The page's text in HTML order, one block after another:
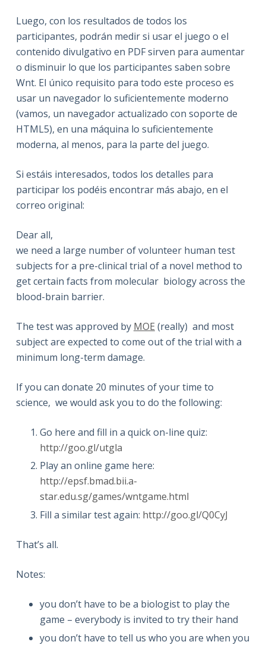
Luego, con los resultados de todos los
participantes, podrán medir si usar el juego o el
contenido divulgativo en PDF sirven para aumentar
o disminuir lo que los participantes saben sobre
Wnt. El único requisito para todo este proceso es
usar un navegador lo suficientemente moderno
(vamos, un navegador actualizado con soporte de
HTML5), en una máquina lo suficientemente
moderna, al menos, para la parte del juego.
Si estáis interesados, todos los detalles para
participar los podéis encontrar más abajo, en el
correo original:
Dear all,
we need a large number of volunteer human test
subjects for a pre-clinical trial of a novel method to
get certain facts from molecular biology across the
blood-brain barrier.
The test was approved by MOE (really) and most
subject are expected to come out of the trial with a
minimum long-term damage.
If you can donate 20 minutes of your time to
science, we would ask you to do the following:
Go here and fill in a quick on-line quiz:
http://goo.gl/utgla
Play an online game here:
http://epsf.bmad.bii.a-
star.edu.sg/games/wntgame.html
Fill a similar test again: http://goo.gl/Q0CyJ
That’s all.
Notes:
you don’t have to be a biologist to play the
game – everybodyis invited to try their hand
you don’t have to tell us who you are when you